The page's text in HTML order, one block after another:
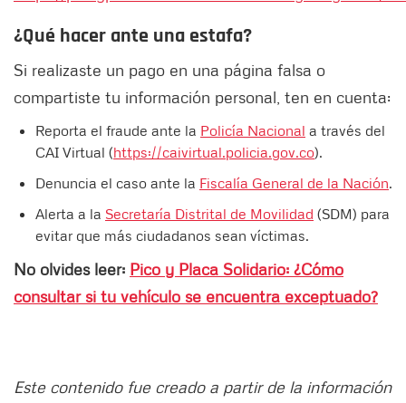
¿Qué hacer ante una estafa?
Si realizaste un pago en una página falsa o
compartiste tu información personal, ten en cuenta:
Reporta el fraude ante la Policía Nacional a través del
CAI Virtual (https://caivirtual.policia.gov.co).
Denuncia el caso ante la Fiscalía General de la Nación.
Alerta a la Secretaría Distrital de Movilidad (SDM) para
evitar que más ciudadanos sean víctimas.
No olvides leer: Pico y Placa Solidario: ¿Cómo
consultar si tu vehículo se encuentra exceptuado?
Este contenido fue creado a partir de la información